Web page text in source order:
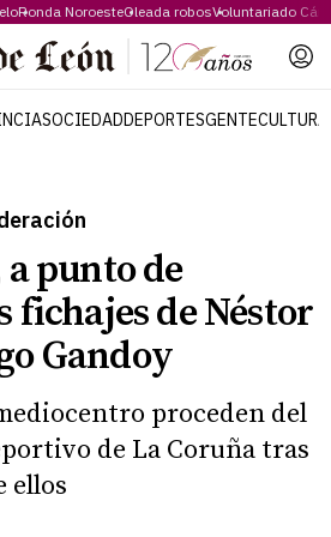
Ronda NoroesteOleada robosVoluntariado
SOCIEDADDEPORTESGENTECULTURA
punto de
fichajes de Néstor
Gandoy
proceden del
de La Coruña tras
ellos